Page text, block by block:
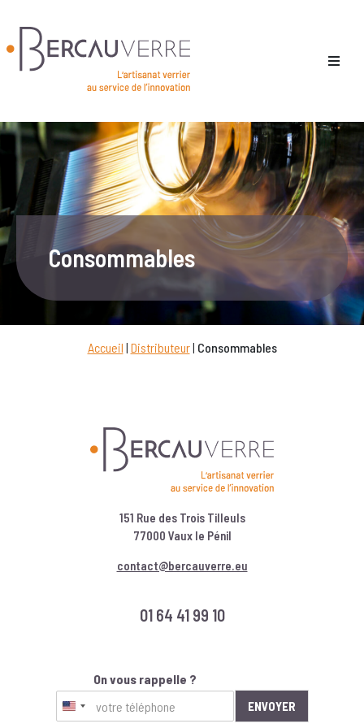
Consommables
Accueil | Distributeur| Consommables
151 Rue des Trois Tilleuls
77000 Vaux le Pénil
contact@bercauverre.eu
01 64 41 99 10
On vous rappelle ?
ENVOYER